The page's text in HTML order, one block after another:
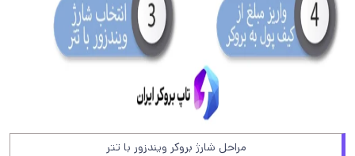
مراحل شارژ بروکر ویندزور با تتر